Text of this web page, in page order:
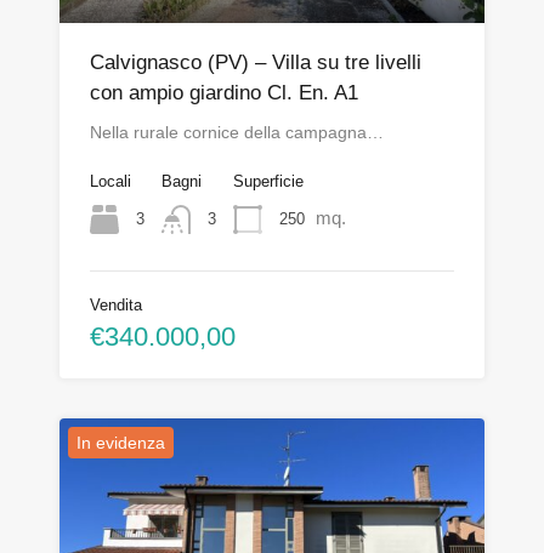
Calvignasco (PV) – Villa su tre livelli
con ampio giardino Cl. En. A1
Nella rurale cornice della campagna…
Locali
3
Bagni
3
Superficie
250 mq.
Vendita
€340.000,00
In evidenza